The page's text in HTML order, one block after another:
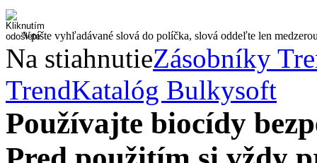
Vpíšte vyhľadávané slová do políčka, slová oddeľte len
Na stiahnutieZásobníky
TrendKatalóg Bulkysoft
Používajte biocídy